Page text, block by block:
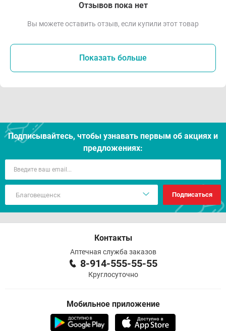
Отзывов пока нет
Вы можете оставить отзыв, если купили этот товар
Показать больше
Подписывайтесь, чтобы узнавать первым об акцияx и
предложениях:
Подписаться
Контакты
Аптечная служба заказов
8-914-555-55-55
Круглосуточно
Мобильное приложение